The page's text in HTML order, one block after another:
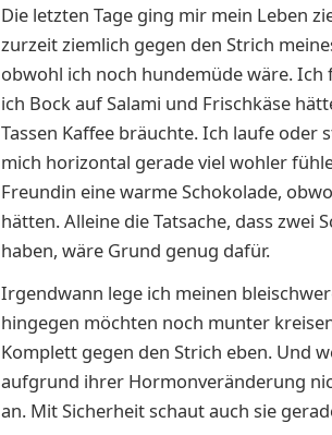
Die letzten Tage ging mir mein Leben
zurzeit ziemlich gegen den Strich
obwohl ich noch hundemüde wäre.
ich Bock auf Salami und Frischkäse
Tassen Kaffee bräuchte. Ich laufe oder
mich horizontal gerade viel wohler
Freundin eine warme Schokolade,
hätten. Alleine die Tatsache, dass zwei
haben, wäre Grund genug dafür.
Irgendwann lege ich meinen
hingegen möchten noch munter
Komplett gegen den Strich eben. Und
aufgrund ihrer Hormonveränderung
an. Mit Sicherheit schaut auch sie